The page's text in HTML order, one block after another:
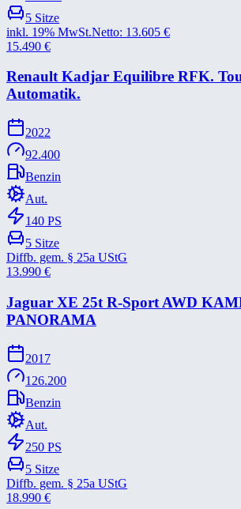
5 Sitze
inkl. 19% MwSt.Netto: 13.605 €
15.490 €
Renault Kadjar Equilibre RFK.
Automatik.
2022
92.400
Benzin
Aut.
140 PS
5 Sitze
Diffb. gem. § 25a UStG
13.990 €
Jaguar XE 25t R-​Sport AWD
PANORAMA
2017
126.200
Benzin
Aut.
250 PS
5 Sitze
Diffb. gem. § 25a UStG
18.990 €